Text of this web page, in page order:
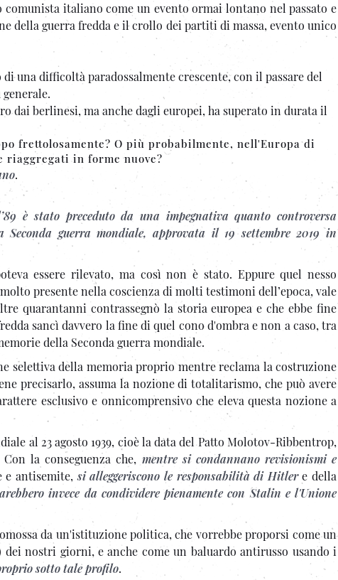
italiano come un evento ormai lontano nel passato e
della guerra fredda e il crollo dei partiti di massa, evento unico
una difficoltà paradossalmente crescente, con il passare del
dai berlinesi, ma anche dagli europei, ha superato in durata il
frettolosamente? O più probabilmente, nell'Europa di
riaggregati in forme nuove?
.
è stato preceduto da una impegnativa quanto controversa
guerra mondiale, approvata il 19 settembre 2019 in
essere rilevato, ma così non è stato. Eppure quel nesso
presente nella coscienza di molti testimoni dell’epoca, vale
quarantanni contrassegnò la storia europea e che ebbe fine
sancì davvero la fine di quel cono d'ombra e non a caso, tra
della Seconda guerra mondiale.
selettiva della memoria proprio mentre reclama la costruzione
precisarlo, assuma la nozione di totalitarismo, che può avere
esclusivo e onnicomprensivo che eleva questa nozione a
al 23 agosto 1939, cioè la data del Patto Molotov-Ribbentrop,
Con la conseguenza che, mentre si condannano revisionismi e
e antisemite,si alleggeriscono le responsabilità di Hitlere della
invece da condividere pienamente con Stalin e l'Unione
da un'istituzione politica, che vorrebbe proporsi come un
nostri giorni, e anche come un baluardo antirusso usando i
sotto tale profilo.